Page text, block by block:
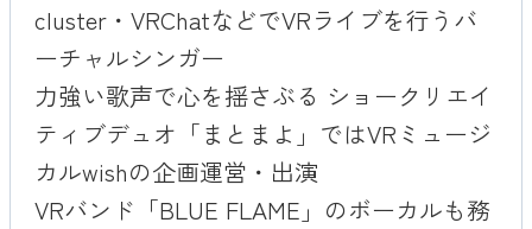
cluster・VRChatなどでVRライブを行うバ
ーチャルシンガー
力強い歌声で心を揺さぶる ショークリエイ
ティブデュオ「まとまよ」ではVRミュージ
カルwishの企画運営・出演
VRバンド「BLUE FLAME」のボーカルも務